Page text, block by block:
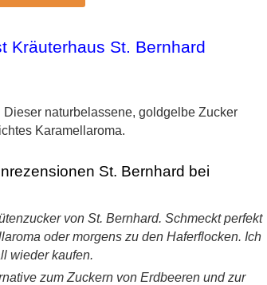
Kräuterhaus St. Bernhard
naturbelassene, goldgelbe Zucker
Karamellaroma.
St. Bernhard bei
von St. Bernhard. Schmeckt perfekt
oder morgens zu den Haferflocken. Ich
wieder kaufen.
zum Zuckern von Erdbeeren und zur